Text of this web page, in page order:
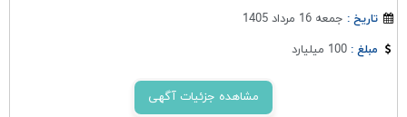
تاریخ : جمعه 16 مرداد 1405
مبلغ :100 میلیارد
مشاهده جزئیات آگهی